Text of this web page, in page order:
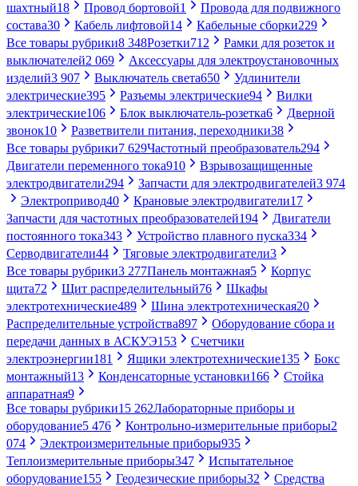
шахтный18 Провод бортовой1
Провода для подвижного
состава30 Кабель лифтовой14 Кабельные сборки229
Все товары рубрики8 348Розетки712
Рамки для розеток и
выключателей2 069
Аксессуары для электроустановочных
изделий3 907 Выключатель света650
Удлинители
электрические395 Разъемы электрические94
Вилки
электрические106 Блок выключатель-розетка6
Дверной
звонок10 Разветвители питания, переходники38
Все товары рубрики7 629Частотный преобразователь294
Двигатели переменного тока910
Взрывозащищенные
электродвигатели294 Запчасти для электродвигателей3 974
Электропривод40 Крановые электродвигатели17
Запчасти для частотных преобразователей194
Двигатели
постоянного тока343 Устройство плавного пуска334
Серводвигатели44 Тяговые электродвигатели3
Все товары рубрики3 277Панель монтажная5
Корпус
щита72 Щит распределительный76
Шкафы
электротехнические489 Шина электротехническая20
Распределительные устройства897
Оборудование сбора и
передачи данных в АСКУЭ153
Счетчики
электроэнергии181 Ящики электротехнические135
Бокс
монтажный13 Конденсаторные установки166
Стойка
аппаратная9
Все товары рубрики15 262Лабораторные приборы и
оборудование5 476 Контрольно-измерительные приборы2
074
Электроизмерительные приборы935
Теплоизмерительные приборы347
Испытательное
оборудование155 Геодезические приборы32
Средства